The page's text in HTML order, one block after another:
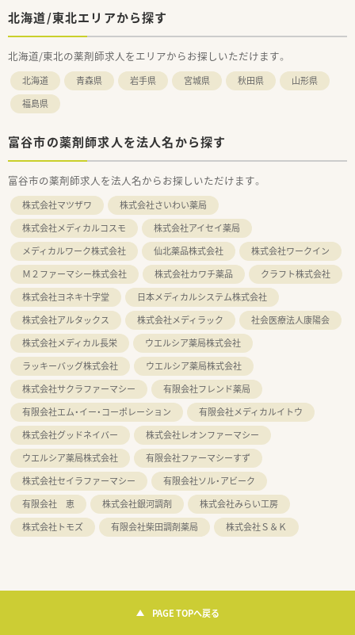
北海道/東北エリアから探す
北海道/東北の薬剤師求人をエリアからお探しいただけます。
北海道 青森県 岩手県 宮城県 秋田県
山形県
福島県
富谷市の薬剤師求人を法人名から探す
富谷市の薬剤師求人を法人名からお探しいただけます。
株式会社マツザワ
株式会社さいわい薬局
株式会社メディカルコスモ
株式会社アイセイ薬局
メディカルワーク株式会社
仙北薬品株式会社
株式会社ワークイン
Ｍ２ファーマシー株式会社
株式会社カワチ薬品
クラフト株式会社
株式会社ヨネキ十字堂
日本メディカルシステム株式会社
株式会社アルタックス
株式会社メディラック
社会医療法人康陽会
株式会社メディカル長栄
ウエルシア薬局株式会社
ラッキーバッグ株式会社
ウエルシア薬局株式会社
株式会社サクラファーマシー
有限会社フレンド薬局
有限会社エム・イー・コーポレーション
有限会社メディカルイトウ
株式会社グッドネイバー
株式会社レオンファーマシー
ウエルシア薬局株式会社
有限会社ファーマシーすず
株式会社セイラファーマシー
有限会社ソル・アビーク
有限会社 恵
株式会社銀河調剤
株式会社みらい工房
株式会社トモズ
有限会社柴田調剤薬局 株式会社Ｓ＆Ｋ
PAGE TOPへ戻る